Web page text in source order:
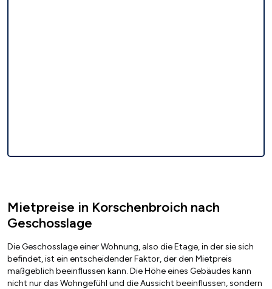
Mietpreise in Korschenbroich nach
Geschosslage
Die Geschosslage einer Wohnung, also die Etage, in der sie sich
befindet, ist ein entscheidender Faktor, der den Mietpreis
maßgeblich beeinflussen kann. Die Höhe eines Gebäudes kann
nicht nur das Wohngefühl und die Aussicht beeinflussen, sondern